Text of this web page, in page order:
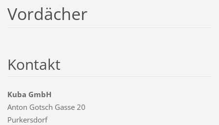
Vordächer
Kontakt
Kuba GmbH
Anton Gotsch Gasse 20
Purkersdorf